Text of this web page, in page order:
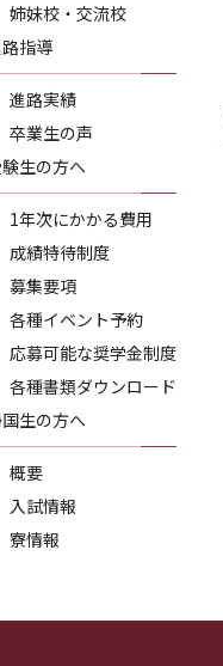
姉妹校・交流校
指導
進路実績
卒業生の声
生の方へ
1年次にかかる費用
成績特待制度
募集要項
各種イベント予約
応募可能な奨学金制度
各種書類ダウンロード
生の方へ
概要
入試情報
寮情報